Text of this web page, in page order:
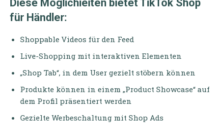
Diese Möglichieiten bietet TikTok Shop
für Händler:
Shoppable Videos für den Feed
Live-Shopping mit interaktiven Elementen
„Shop Tab“, in dem User gezielt stöbern können
Produkte können in einem „Product Showcase“ auf
dem Profil präsentiert werden
Gezielte Werbeschaltung mit Shop Ads